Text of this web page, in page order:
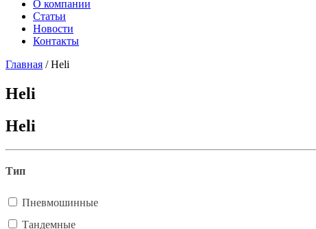
О компании
Статьи
Новости
Контакты
Главная /Heli
Heli
Heli
Тип
Пневмошинные
Тандемные